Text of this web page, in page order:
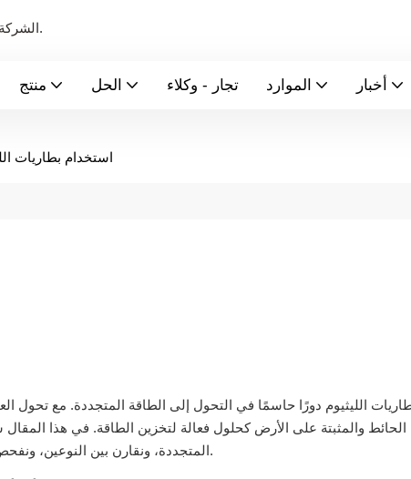
الشركة الرائدة عالميًا في تصنيع بطاريات الطاقة الجديدة ونظام تخزين الطاقة.
منتج الحل تجار - وكلاء الموارد أخبار
استخدام بطاريات
الليثيوم دورًا حاسمًا في التحول إلى الطاقة المتجددة. مع تحول
والمثبتة على الأرض كحلول فعالة لتخزين الطاقة. في هذا
المتجددة، ونقارن بين النوعين، ونفحص تطبيقاتهما، ونقدم العوامل التي يجب مراعاتها عند الاختيار بينهما.